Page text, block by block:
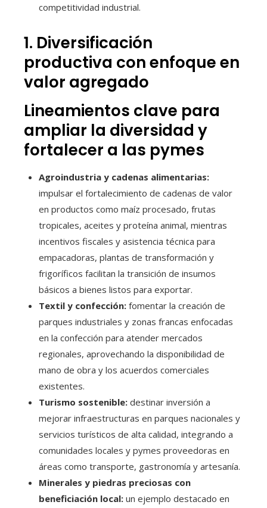
competitividad industrial.
1. Diversificación
productiva con enfoque en
valor agregado
Lineamientos clave para
ampliar la diversidad y
fortalecer a las pymes
Agroindustria y cadenas alimentarias:
impulsar el fortalecimiento de cadenas de valor
en productos como maíz procesado, frutas
tropicales, aceites y proteína animal, mientras
incentivos fiscales y asistencia técnica para
empacadoras, plantas de transformación y
frigoríficos facilitan la transición de insumos
básicos a bienes listos para exportar.
Textil y confección: fomentar la creación de
parques industriales y zonas francas enfocadas
en la confección para atender mercados
regionales, aprovechando la disponibilidad de
mano de obra y los acuerdos comerciales
existentes.
Turismo sostenible: destinar inversión a
mejorar infraestructuras en parques nacionales y
servicios turísticos de alta calidad, integrando a
comunidades locales y pymes proveedoras en
áreas como transporte, gastronomía y artesanía.
Minerales y piedras preciosas con
beneficiación local: un ejemplo destacado en